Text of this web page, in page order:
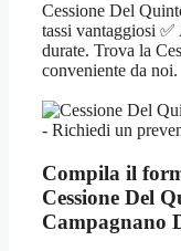
Cessione Del
tassi vantaggiosi
durate. Trova la
conveniente da noi.
Compila il
Cessione Del
Campagnano